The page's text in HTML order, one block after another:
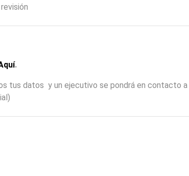
.
tus datos y un ejecutivo se pondrá en contacto a